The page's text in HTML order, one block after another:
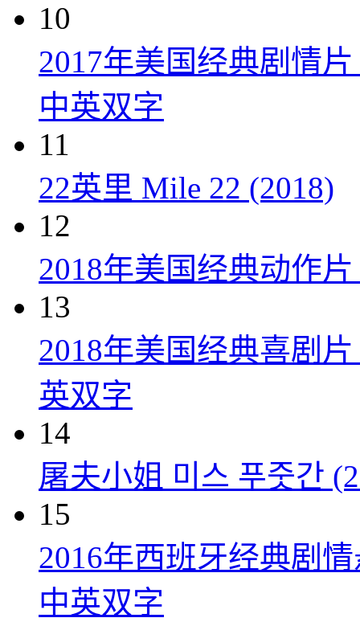
10
2017年美国经典剧情
中英双字
11
22英里 Mile 22 (2018)
12
2018年美国经典动作
13
2018年美国经典喜剧
英双字
14
屠夫小姐 미스 푸줏간
15
2016年西班牙经典剧
中英双字